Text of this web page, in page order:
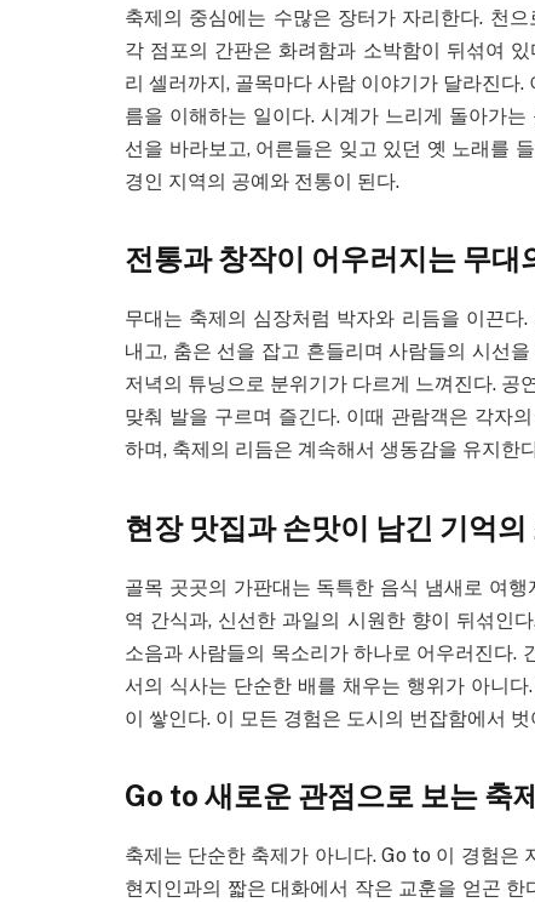
축제의 중심에는 수많은 장터가 자리한다. 천
각 점포의 간판은 화려함과 소박함이 뒤섞여
리 셀러까지, 골목마다 사람 이야기가 달라진다
름을 이해하는 일이다. 시계가 느리게 돌아가
선을 바라보고, 어른들은 잊고 있던 옛 노래를
경인 지역의 공예와 전통이 된다.
전통과 창작이 어우러지는 무대
무대는 축제의 심장처럼 박자와 리듬을 이끈
내고, 춤은 선을 잡고 흔들리며 사람들의 시선
저녁의 튜닝으로 분위기가 다르게 느껴진다. 공
맞춰 발을 구르며 즐긴다. 이때 관람객은 각자
하며, 축제의 리듬은 계속해서 생동감을 유지한
현장 맛집과 손맛이 남긴 기억의
골목 곳곳의 가판대는 독특한 음식 냄새로 여
역 간식과, 신선한 과일의 시원한 향이 뒤섞인
소음과 사람들의 목소리가 하나로 어우러진다.
서의 식사는 단순한 배를 채우는 행위가 아니
이 쌓인다. 이 모든 경험은 도시의 번잡함에서
Go to 새로운 관점으로 보는 축
축제는 단순한 축제가 아니다. Go to 이 경험은
현지인과의 짧은 대화에서 작은 교훈을 얻곤